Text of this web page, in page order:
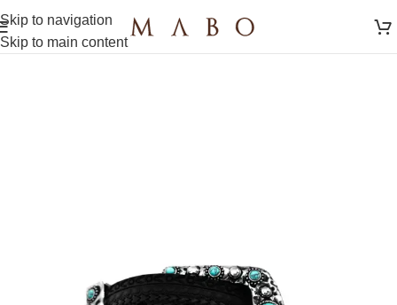
Skip to navigation
Skip to main content